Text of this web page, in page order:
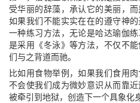
受华丽的辞藻，承认它的美丽，
如果我们不能实实在在的遵守神
一种练习方法，无论是哈达瑜伽
是采用《冬泳》等方法，不仅不
们与之背道而驰。
比如用食物举例，如果我们食用
不会使我们成为微妙意识从而靠
被牵引到地狱，创造下一个具象化